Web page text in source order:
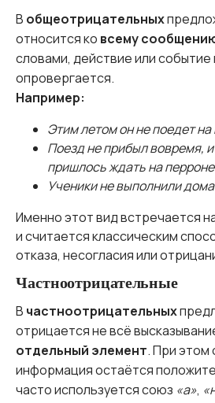
В общеотрицательных
относится ко всему
словами, действие или
опровергается.
Например:
Этим летом он не поедет на
Поезд не прибыл вовремя,
пришлось ждать на
Ученики не выполнили
Именно этот вид встречается
и считается классическим
отказа, несогласия или
Частноотрицательные
В частноотрицательных
отрицается не всё
отдельный элемент. При этом
информация остаётся
часто используется союз «а»,